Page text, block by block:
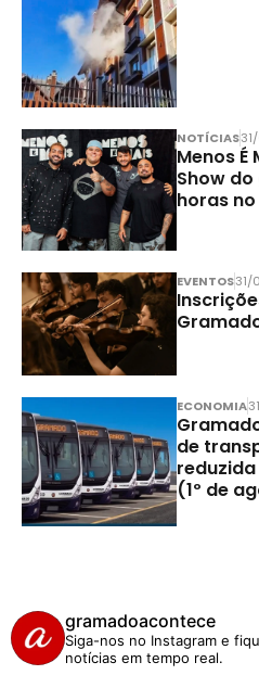
NOTÍCIAS
Menos É
Show
horas
EVENTOS31/
ECONOMIA
de
(1º de
gramadoacontece
Siga-nos no Instagram e
notícias em tempo real.